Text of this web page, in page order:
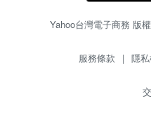
Yahoo台灣電子商務 版
服務條款 | 隱